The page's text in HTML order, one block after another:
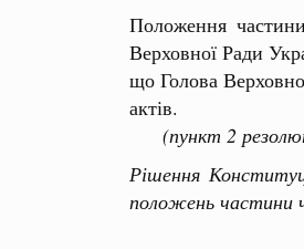
Положення
Верховної Ради
що Голова
актів.
(пункт 2
Рішення
положень частини